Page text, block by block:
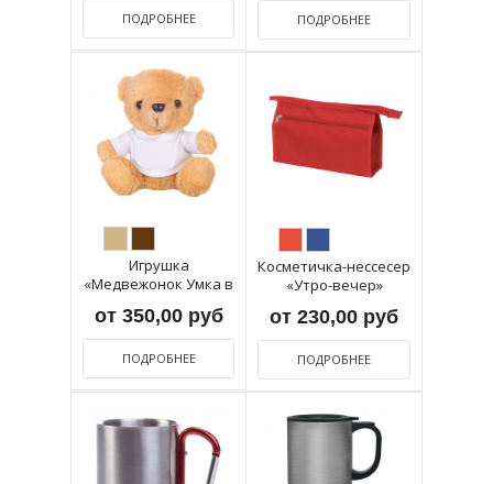
ПОДРОБНЕЕ ПОДРОБНЕЕ
Игрушка
«Медвежонок Умка в
от 350,00 руб
ПОДРОБНЕЕ
Косметичка-нессесер
«Утро-вечер»
от 230,00 руб
ПОДРОБНЕЕ